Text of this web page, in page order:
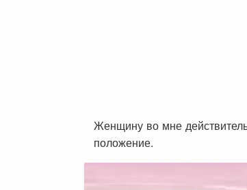
Женщину во мне
положение.